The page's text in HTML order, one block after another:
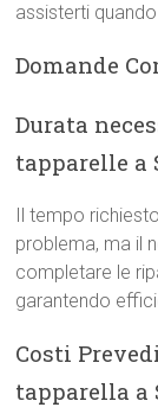
assisterti
Domande
Durata
tapparelle a
Il tempo
problema, ma il
completare le
garantendo
Costi
tapparella a